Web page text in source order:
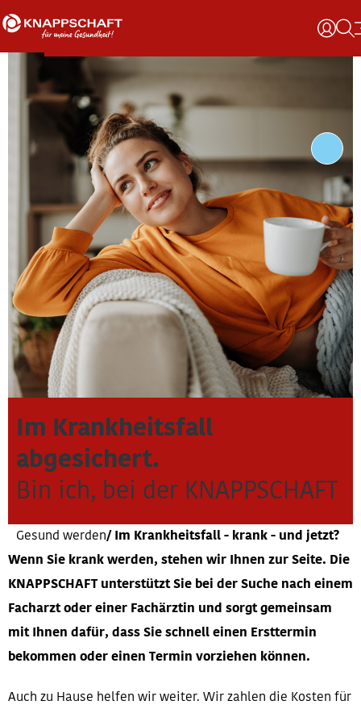
Gesund werden Im Krankheitsfall - krank - und jetzt?
Im Krankheitsfall
abgesichert.
Bin ich, bei der KNAPPSCHAFT
Wenn Sie krank werden, stehen wir Ihnen zur Seite. Die
KNAPPSCHAFT unterstützt Sie bei der Suche nach einem
Facharzt oder einer Fachärztin und sorgt gemeinsam
mit Ihnen dafür, dass Sie schnell einen Ersttermin
bekommen oder einen Termin vorziehen können.
Auch zu Hause helfen wir weiter. Wir zahlen die Kosten für